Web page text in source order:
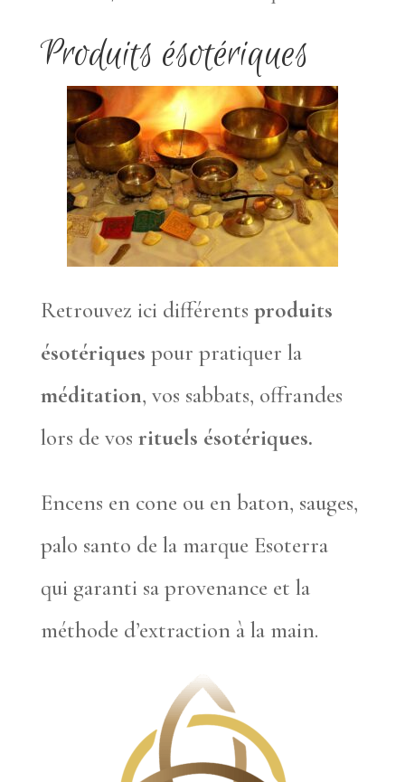
Produits ésotériques
Retrouvez ici différents produits
ésotériques pour pratiquer la
méditation, vos sabbats, offrandes
lors de vos rituels ésotériques.
Encens en cone ou en baton, sauges,
palo santo de la marque Esoterra
qui garanti sa provenance et la
méthode d’extraction à la main.